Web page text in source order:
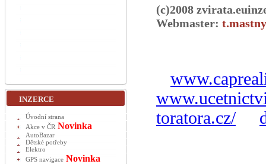
(c)2008
Webmaster:
toratora.cz/
INZERCE
Úvodní strana
Akce v ČR Novinka
AutoBazar
Dětské potřeby
Elektro
GPS navigace Novinka